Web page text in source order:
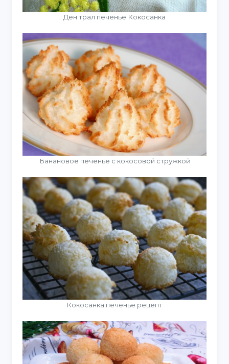
Ден трал печенье Кокосанка
Банановое печенье с кокосовой стружкой
Кокосанка печенье рецепт